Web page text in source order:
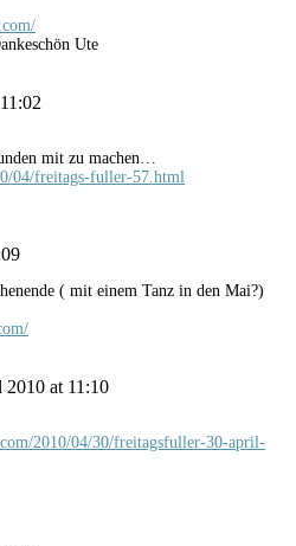
Ute
mit zu machen…
04/freitags-fuller-57.html
( mit einem Tanz in den Mai?)
at 11:10
2010/04/30/freitagsfuller-30-april-